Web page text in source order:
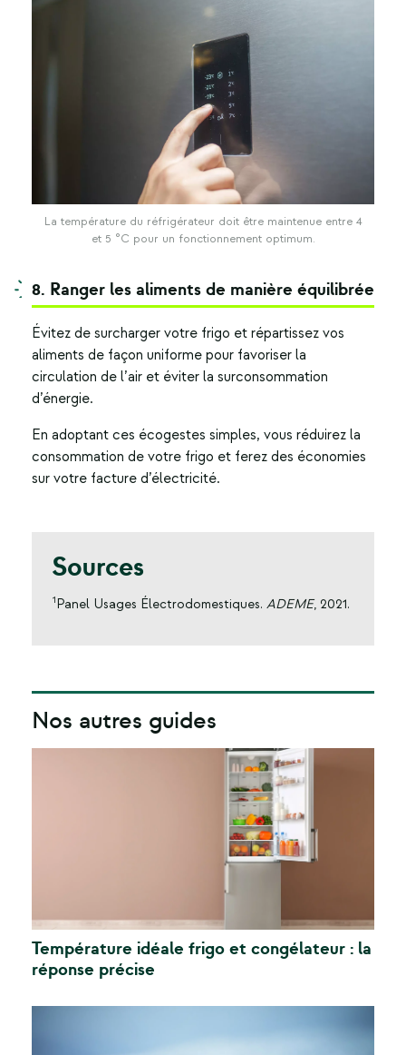
La température du réfrigérateur doit être maintenue entre 4
et 5 °C pour un fonctionnement optimum.
8. Ranger les aliments de manière équilibrée
Évitez de surcharger votre frigo et répartissez vos
aliments de façon uniforme pour favoriser la
circulation de l’air et éviter la surconsommation
d’énergie.
En adoptant ces écogestes simples, vous réduirez la
consommation de votre frigo et ferez des économies
sur votre facture d’électricité.
Sources
1 Panel Usages Électrodomestiques. ADEME, 2021.
Nos autres guides
Température idéale frigo et congélateur : la
réponse précise